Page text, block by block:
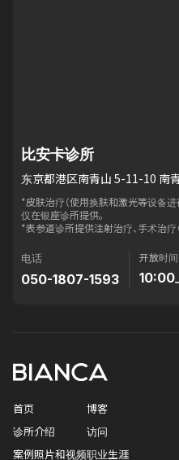
比安卡诊所
东京都港区南青山 5-11-10 南
*皮肤治疗（使用换肤和激光等设备进
仅在银座诊所提供。
*表参道诊所提供注射治疗、手术治疗
电话
050-1807-1593
开放时间
10:00
首页
诊所介绍
案例照片和视频
博客
访问
职业生涯